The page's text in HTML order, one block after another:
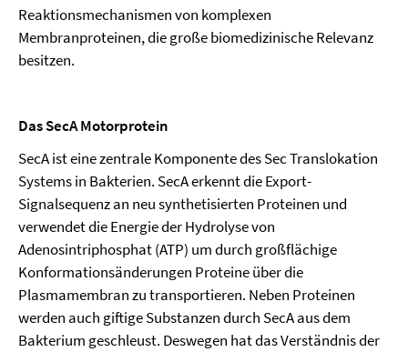
Reaktionsmechanismen von komplexen
Membranproteinen, die große biomedizinische Relevanz
besitzen.
Das SecA Motorprotein
SecA ist einezentraleKomponente des Sec Translokation
Systems in Bakterien. SecA erkennt die Export-
Signalsequenz an neu synthetisierten Proteinen und
verwendet die Energie der Hydrolyse von
Adenosintriphosphat (ATP) um durch großflächige
Konformationsänderungen Proteine über die
Plasmamembran zu transportieren. Neben Proteinen
werden auch giftige Substanzen durch SecA aus dem
Bakterium geschleust. Deswegen hatdas Verständnis der